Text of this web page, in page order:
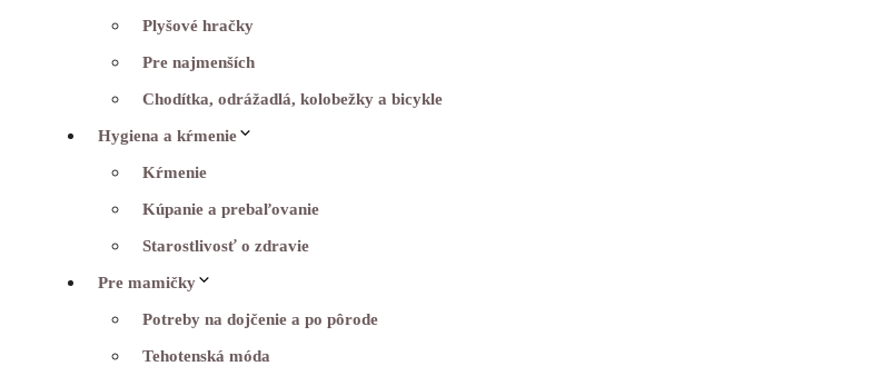
Plyšové hračky
Pre najmenších
Chodítka, odrážadlá, kolobežky a bicykle
Hygiena a kŕmenie
Kŕmenie
Kúpanie a prebaľovanie
Starostlivosť o zdravie
Pre mamičky
Potreby na dojčenie a po pôrode
Tehotenská móda